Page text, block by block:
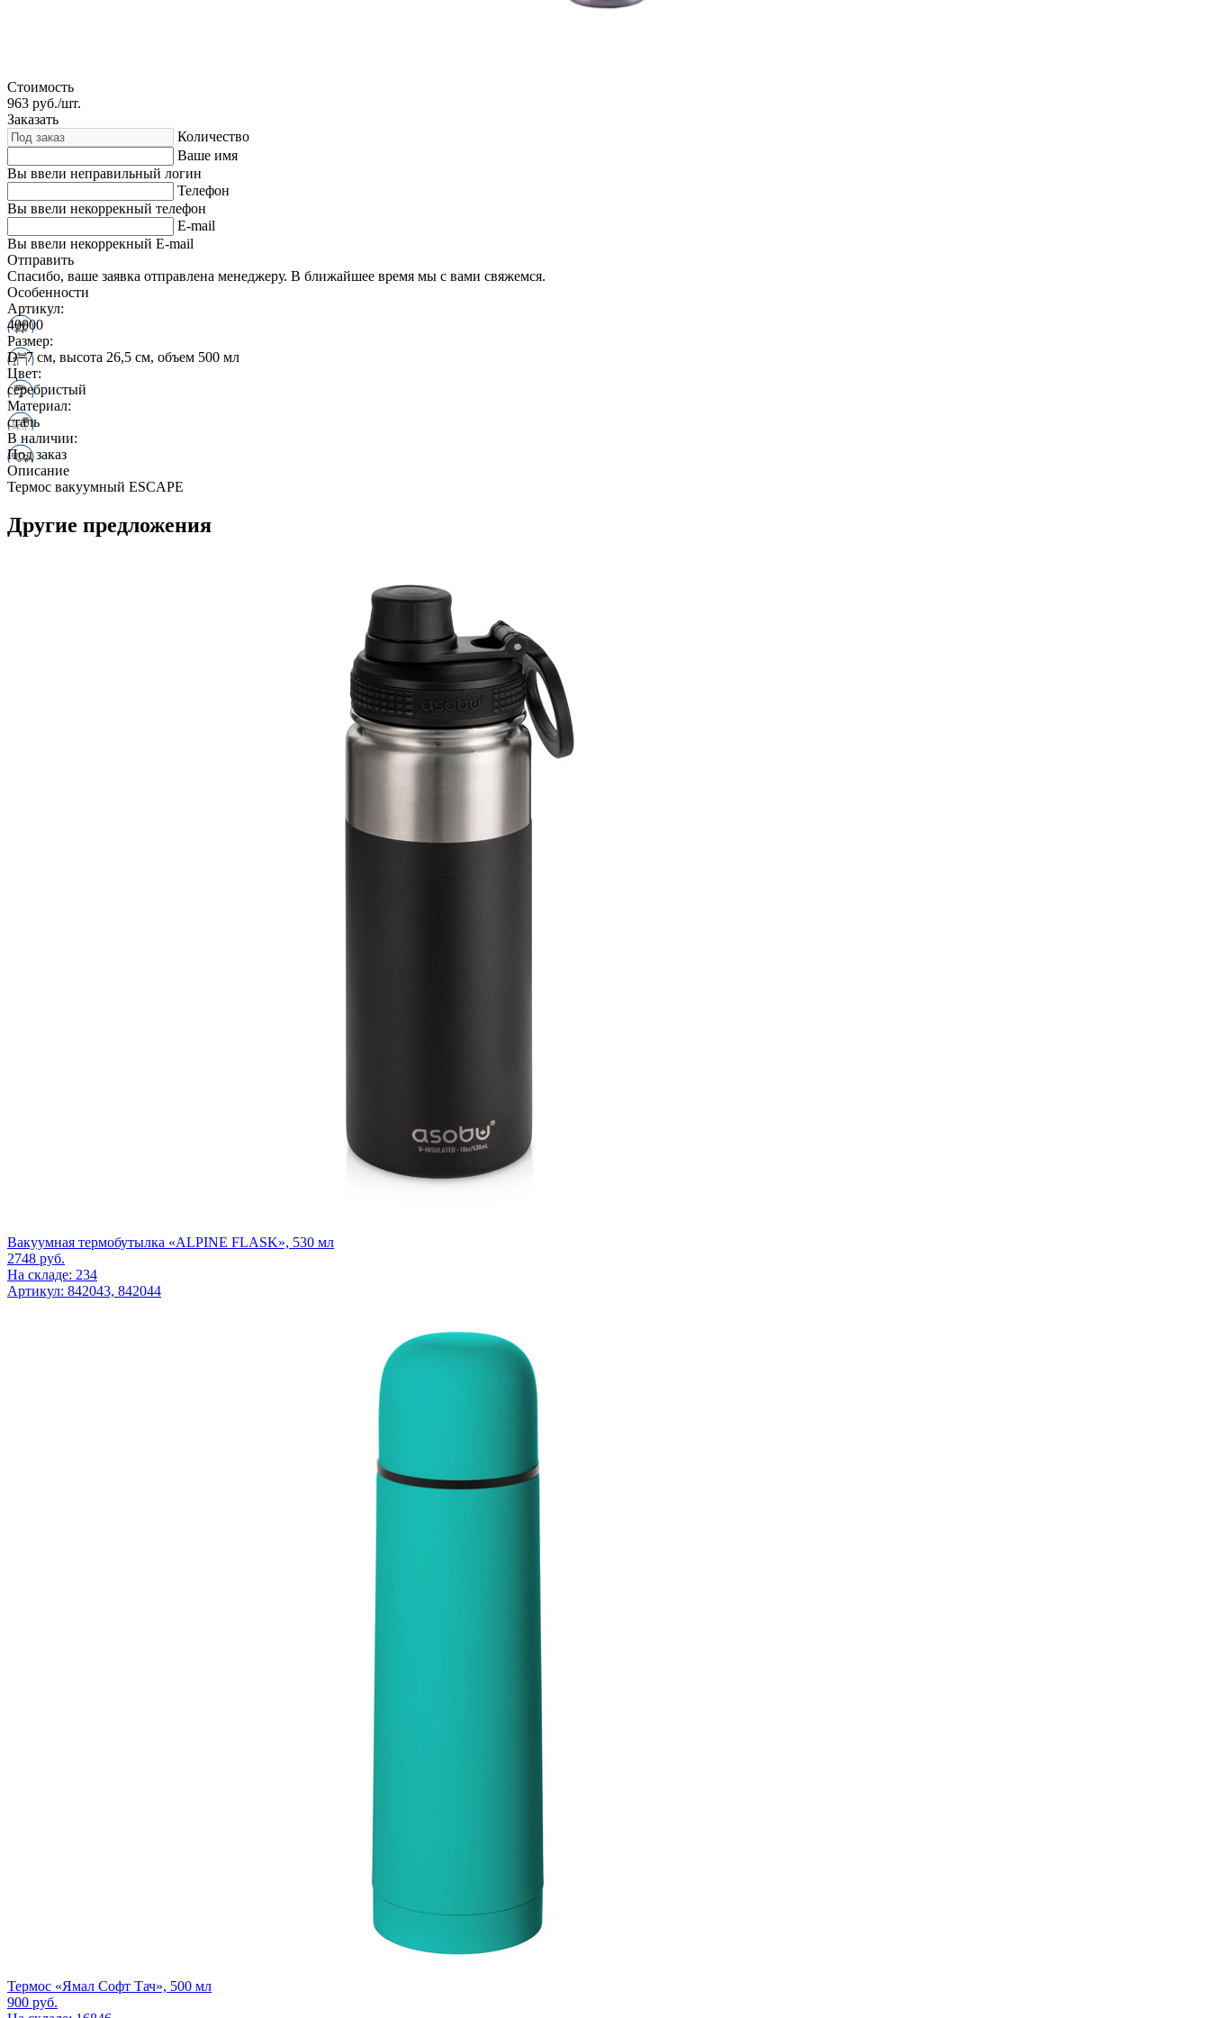
Стоимость
963 руб./шт.
Заказать
Количество
Ваше имя
Вы ввели неправильный логин
Телефон
Вы ввели некоррекный телефон
E-mail
Вы ввели некоррекный E-mail
Отправить
Спасибо, ваше заявка отправлена менеджеру. В ближайшее время мы с вами свяжемся.
Особенности
Артикул:
40000
Размер:
D=7 см, высота 26,5 см, объем 500 мл
Цвет:
серебристый
Материал:
сталь
В наличии:
Под заказ
Описание
Термос вакуумный ESCAPE
Другие предложения
Вакуумная термобутылка «ALPINE FLASK», 530 мл
2748 руб.
На складе: 234
Артикул: 842043, 842044
Термос «Ямал Софт Тач», 500 мл
900 руб.